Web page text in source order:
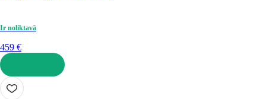
Ir noliktavā
459 €
LIKT GROZĀ